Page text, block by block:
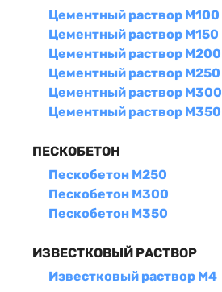
Цементный раствор М100
Цементный раствор М150
Цементный раствор М200
Цементный раствор М250
Цементный раствор М300
Цементный раствор М350
ПЕСКОБЕТОН
Пескобетон М250
Пескобетон М300
Пескобетон М350
ИЗВЕСТКОВЫЙ РАСТВОР
Известковый раствор М4